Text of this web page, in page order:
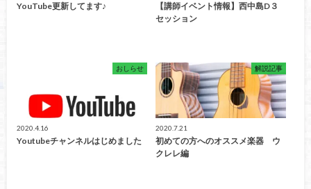
YouTube更新してます♪
【講師イベント情報】西中島D３
セッション
おしらせ
2020.4.16
Youtubeチャンネルはじめました
解説記事
2020.7.21
初めての方へのオススメ楽器 ウ
クレレ編